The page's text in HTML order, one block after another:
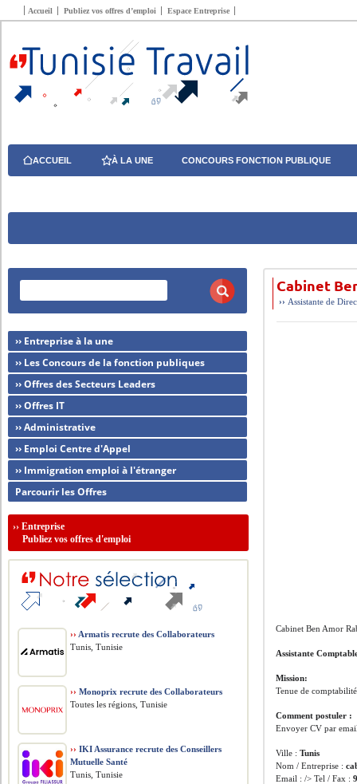
Accueil Publiez vos offres d’emploi Espace Entreprise
ACCUEIL À LA UNE CONCOURS FONCTION PUBLIQUE
Cabinet
›› Assistante de
Cabinet Ben Amor
Assistante
Mission:
Tenue de
Comment postuler :
Envoyer CV par
Ville :Tunis
Nom / Entreprise :
Email : /> Tel / Fax :
›› Entreprise à la une
›› Les Concours de la fonction publiques
›› Offres des Secteurs Leaders
›› Offres IT
›› Administrative
›› Emploi Centre d'Appel
›› Immigration emploi à l'étranger
Parcourir les Offres
››Entreprise
Publiez vos offres d'emploi
›› Armatis recrute des Collaborateurs
Tunis, Tunisie
›› Monoprix recrute des Collaborateurs
Toutes les régions, Tunisie
›› IKI Assurance recrute des Conseillers
Mutuelle Santé
Tunis, Tunisie